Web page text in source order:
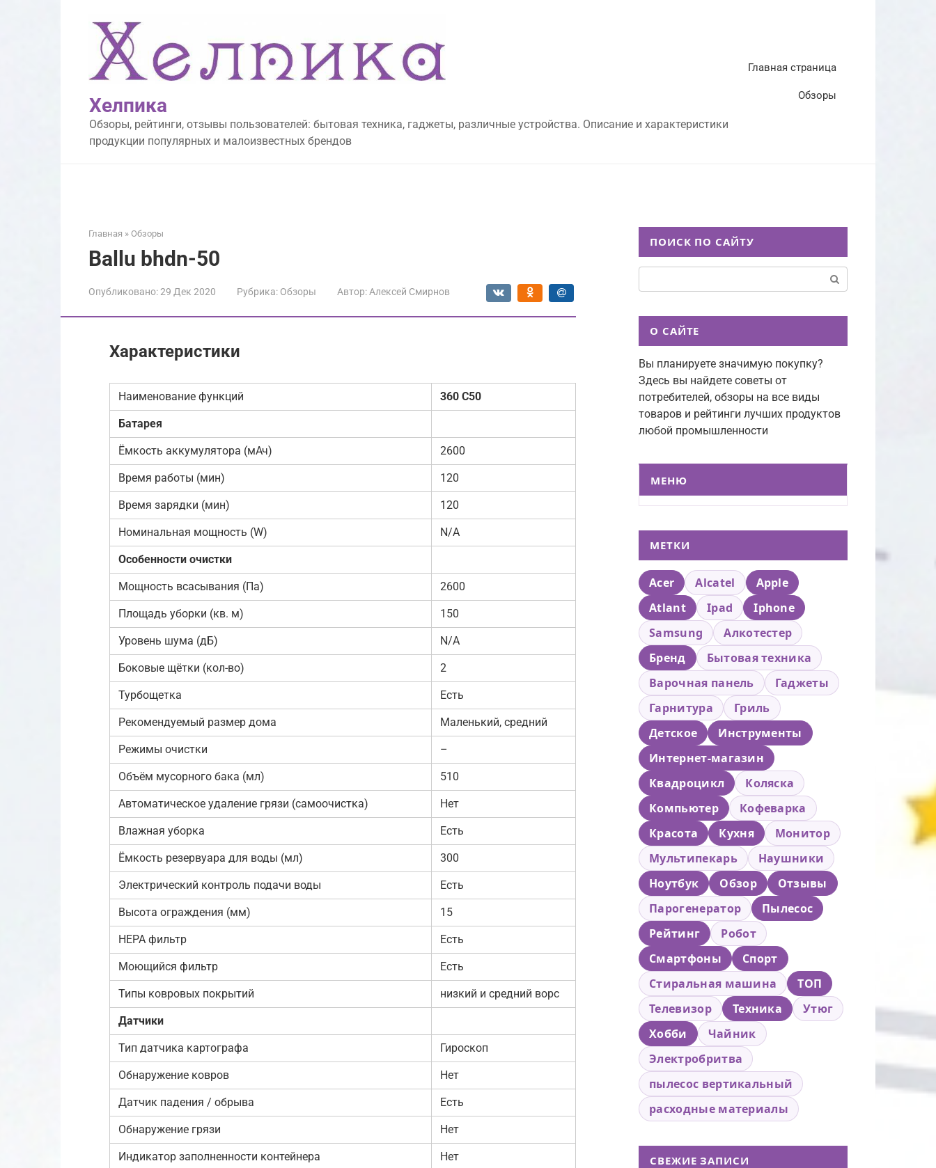
Хелпика
Обзоры, рейтинги, отзывы пользователей: бытовая техника, гаджеты, различные устройства. Описание и характеристики
продукции популярных и малоизвестных брендов
Главная страница
Обзоры
Главная » Обзоры
Ballu bhdn-50
Опубликовано:29 Дек 2020 Рубрика: Обзоры Автор: Алексей Смирнов
Характеристики
Наименование функций 360 С50
Батарея
Ёмкость аккумулятора (мАч) 2600
Время работы (мин) 120
Время зарядки (мин) 120
Номинальная мощность (W) N/A
Особенности очистки
Мощность всасывания (Па) 2600
Площадь уборки (кв. м) 150
Уровень шума (дБ) N/A
Боковые щётки (кол-во) 2
Турбощетка Есть
Рекомендуемый размер дома Маленький, средний
Режимы очистки –
Объём мусорного бака (мл) 510
Автоматическое удаление грязи (самоочистка) Нет
Влажная уборка Есть
Ёмкость резервуара для воды (мл) 300
Электрический контроль подачи воды Есть
Высота ограждения (мм) 15
HEPA фильтр Есть
Моющийся фильтр Есть
Типы ковровых покрытий низкий и средний ворс
Датчики
Тип датчика картографа Гироскоп
Обнаружение ковров Нет
Датчик падения / обрыва Есть
Обнаружение грязи Нет
Индикатор заполненности контейнера Нет
ПОИСК ПО САЙТУ
О САЙТЕ
Вы планируете значимую покупку?
Здесь вы найдете советы от
потребителей, обзоры на все виды
товаров и рейтинги лучших продуктов
любой промышленности
МЕНЮ
МЕТКИ
Acer Alcatel
Apple
Atlant
Ipad
Iphone
Samsung
Алкотестер
Бренд
Бытовая техника
Варочная панель
Гаджеты
Гарнитура
Гриль
Детское
Инструменты
Интернет-магазин
Квадроцикл
Коляска
Компьютер
Кофеварка
Красота
Кухня
Монитор
Мультипекарь
Наушники
Ноутбук
Обзор
Отзывы
Парогенератор
Пылесос
Рейтинг
Робот
Смартфоны
Спорт
Стиральная машина
ТОП
Телевизор
Техника
Утюг
Хобби
Чайник
Электробритва
пылесос вертикальный
расходные материалы
СВЕЖИЕ ЗАПИСИ